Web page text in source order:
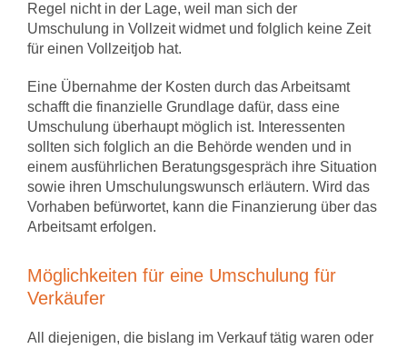
Regel nicht in der Lage, weil man sich der
Umschulung in Vollzeit widmet und folglich keine Zeit
für einen Vollzeitjob hat.
Eine Übernahme der Kosten durch das Arbeitsamt
schafft die finanzielle Grundlage dafür, dass eine
Umschulung überhaupt möglich ist. Interessenten
sollten sich folglich an die Behörde wenden und in
einem ausführlichen Beratungsgespräch ihre Situation
sowie ihren Umschulungswunsch erläutern. Wird das
Vorhaben befürwortet, kann die Finanzierung über das
Arbeitsamt erfolgen.
Möglichkeiten für eine Umschulung für
Verkäufer
All diejenigen, die bislang im Verkauf tätig waren oder